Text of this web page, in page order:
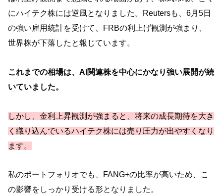
にハイテク株には逆風となりました。Reutersも、6月5日
の強い雇用統計を受けて、FRBの利上げ観測が強まり、
世界株が下落したと報じています。
これまでの相場は、AI関連株を中心にかなり強い展開が続
いていました。
しかし、金利上昇観測が強まると、将来の成長期待を大き
く織り込んでいるハイテク株には売り圧力が出やすくなり
ます。
私のポートフォリオでも、FANG+の比率が高いため、こ
の影響をしっかり受ける形となりました。